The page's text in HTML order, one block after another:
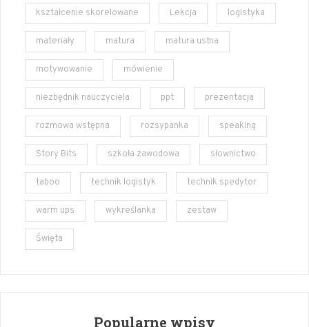
kształcenie skorelowane Lekcja logistyka
materiały matura matura ustna
motywowanie mówienie
niezbędnik nauczyciela ppt prezentacja
rozmowa wstępna rozsypanka speaking
Story Bits szkoła zawodowa słownictwo
taboo technik logistyk technik spedytor
warm ups wykreślanka zestaw
Święta
Popularne wpisy